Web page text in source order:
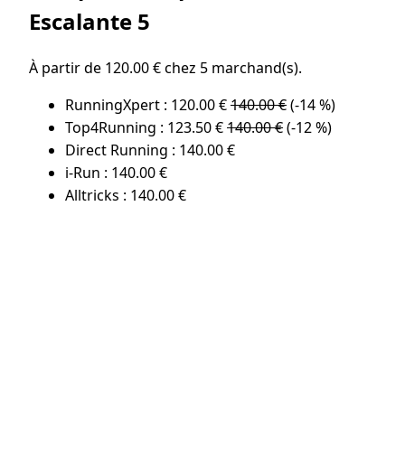
Escalante 5
À partir de 120.00 € chez 5 marchand(s).
RunningXpert : 120.00 €140.00 €(-14 %)
Top4Running : 123.50 €140.00 €(-12 %)
Direct Running : 140.00 €
i-Run : 140.00 €
Alltricks : 140.00 €